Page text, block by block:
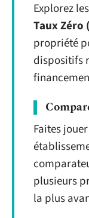
Explorez
Taux Zéro
propriété
dispositifs
Faites
plusieurs
la plus